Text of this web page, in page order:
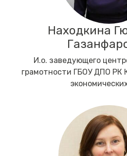
Находкина
И.о. заведующего
грамотности ГБОУ ДПО РК